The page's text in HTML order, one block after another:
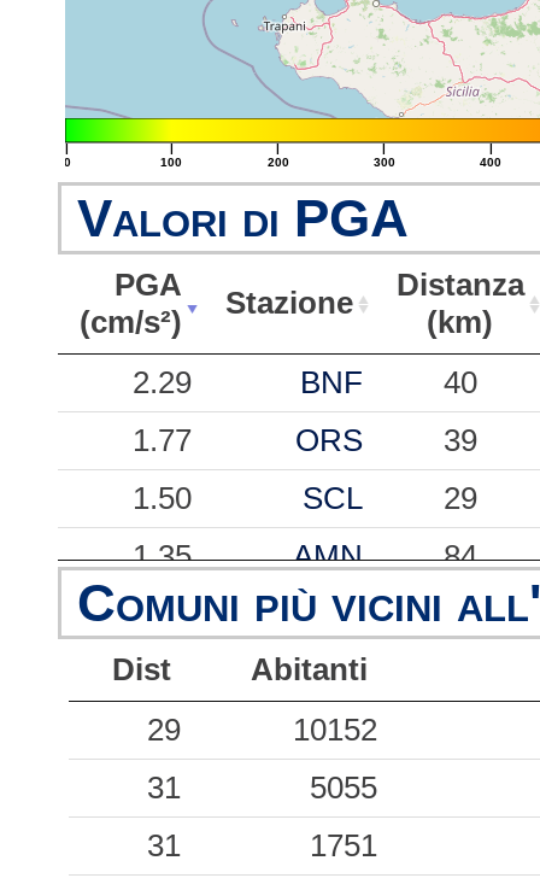
|
0
|
100
|
200
|
300
|
400
Valori di PGA
PGA
(cm/s²)
Stazione
Distanza
(km)
PGA
(cm/s²)
Stazione
Distanza
(km)
2.29 BNF
40
1.77
ORS
39
1.50
SCL
29
1.35
AMN
84
1.16
PRA
34
0.89
SDN
0.70
TRS
0.65
SAR
0.58
CER
Comuni più vicini
Dist
Abitanti
29
10152
31
5055
31
1751